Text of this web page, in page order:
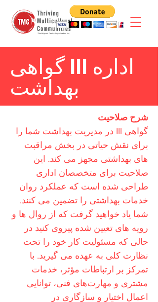
گواهی III اداره
بهداشت
شرح صلاحیت
گواهی III در مدیریت بهداشت شما را
برای نقش حیاتی در بخش مراقبت
های بهداشتی مجهز می کند. این
صلاحیت برای متخصصان اداری
طراحی شده است که عملکرد روان
خدمات بهداشتی را تضمین می کنند.
شما یاد خواهید گرفت که از روال ها و
رویه های تعیین شده پیروی کنید در
حالی که مسئولیت کار خود را تحت
نظارت کلی به عهده می گیرید. با
تمرکز بر ارتباطات مؤثر، خدمات
مشتری و مهارت‌های فنی، توانایی
اعمال اختیار و سازگاری در